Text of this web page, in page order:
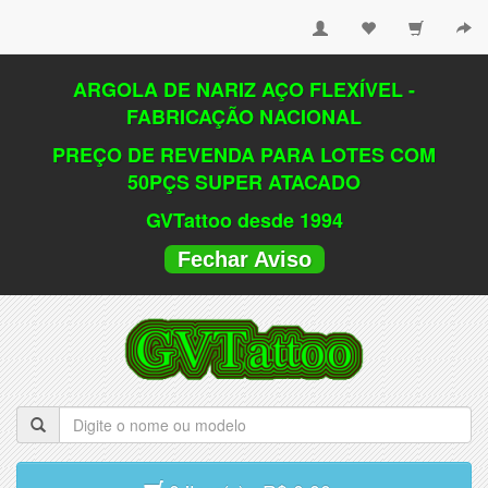
ARGOLA DE NARIZ AÇO FLEXÍVEL -
FABRICAÇÃO NACIONAL
PREÇO DE REVENDA PARA LOTES COM
50PÇS SUPER ATACADO
GVTattoo desde 1994
Fechar Aviso